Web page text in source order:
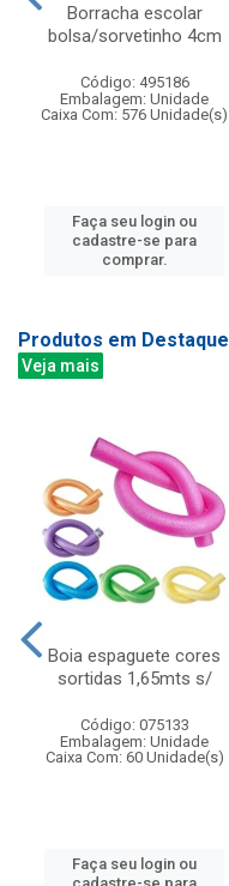
Borracha escolar
bolsa/sorvetinho 4cm
Código: 495186
Embalagem: Unidade
Caixa Com: 576 Unidade(s)
Faça seu login ou
cadastre-se para
comprar.
Produtos em Destaque
Veja mais
Boia espaguete cores
sortidas 1,65mts s/
Código: 075133
Embalagem: Unidade
Caixa Com: 60 Unidade(s)
Faça seu login ou